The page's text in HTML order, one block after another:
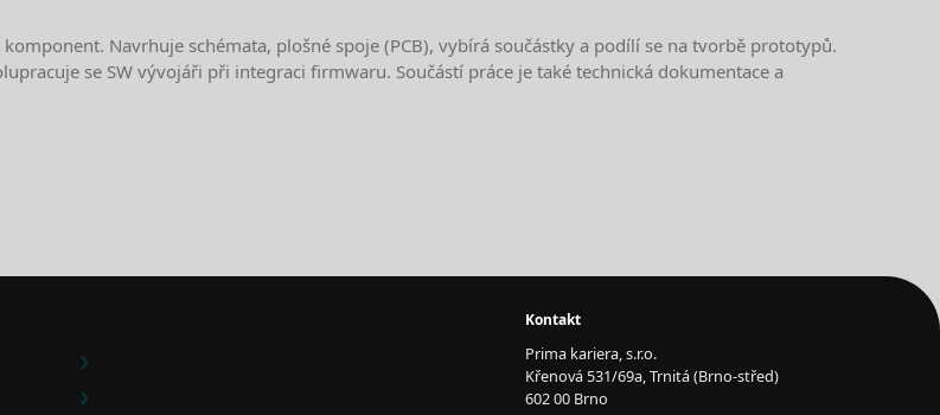
Navrhuje schémata, plošné spoje (PCB), vybírá součástky a podílí se na tvorbě prototypů.
se SW vývojáři při integraci firmwaru. Součástí práce je také technická dokumentace a
Kontakt
Prima kariera, s.r.o.
Křenová 531/69a, Trnitá (Brno-střed)
602 00 Brno